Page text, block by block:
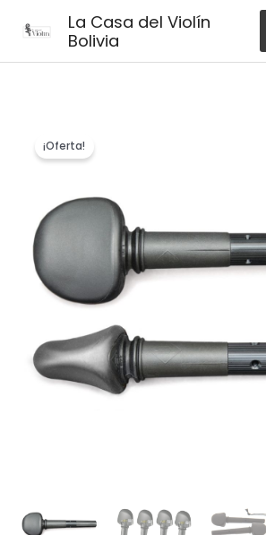
La Casa del Violín
Bolivia
¡Oferta!
precio
original
era:
$92.00.
es:
$57.50.